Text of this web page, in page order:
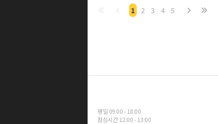
1 2 3 4 5
평일 09:00 - 18:00
점심시간 12:00 - 13:00